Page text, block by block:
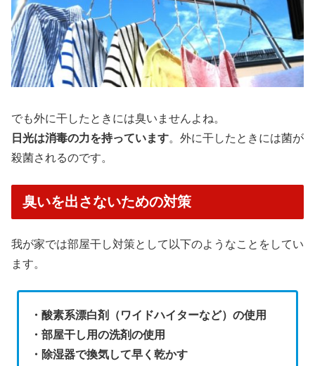
でも外に干したときには臭いませんよね。
日光は消毒の力を持っています。外に干したときには菌が
殺菌されるのです。
臭いを出さないための対策
我が家では部屋干し対策として以下のようなことをしてい
ます。
・酸素系漂白剤（ワイドハイターなど）の使用
・部屋干し用の洗剤の使用
・除湿器で換気して早く乾かす